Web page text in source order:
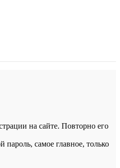
на сайте. Повторно его
самое главное, только